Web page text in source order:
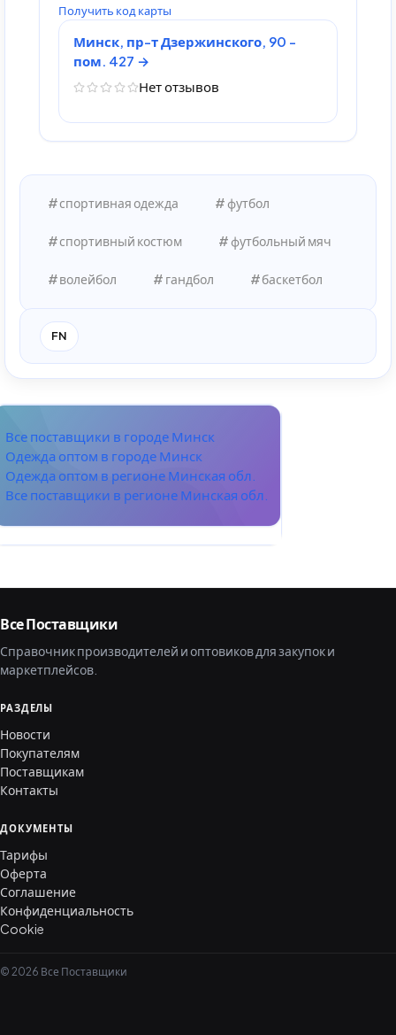
Минск, пр-т Дзержинского, 90 -
пом. 427
Нет отзывов
Получить код карты
спортивная одежда футбол
спортивный костюм футбольный мяч
волейбол гандбол баскетбол
FN
Все поставщики в городе Минск
Одежда оптом в городе Минск
Одежда оптом в регионе Минская обл.
Все поставщики в регионе Минская обл.
Все Поставщики
Справочник производителей и оптовиков для закупок и
маркетплейсов.
РАЗДЕЛЫ
Новости
Покупателям
Поставщикам
Контакты
ДОКУМЕНТЫ
Тарифы
Оферта
Соглашение
Конфиденциальность
Cookie
© 2026 Все Поставщики